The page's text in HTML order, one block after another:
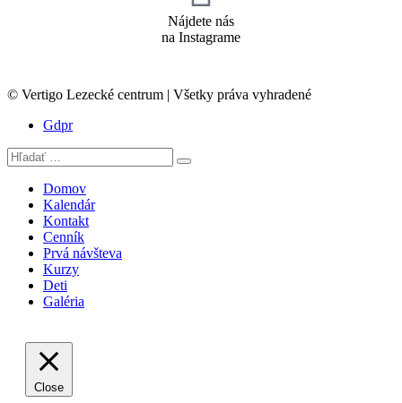
Nájdete nás
na Instagrame
© Vertigo Lezecké centrum | Všetky práva vyhradené
Gdpr
Domov
Kalendár
Kontakt
Cenník
Prvá návšteva
Kurzy
Deti
Galéria
Close